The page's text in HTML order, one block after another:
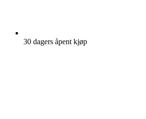
30 dagers åpent kjøp